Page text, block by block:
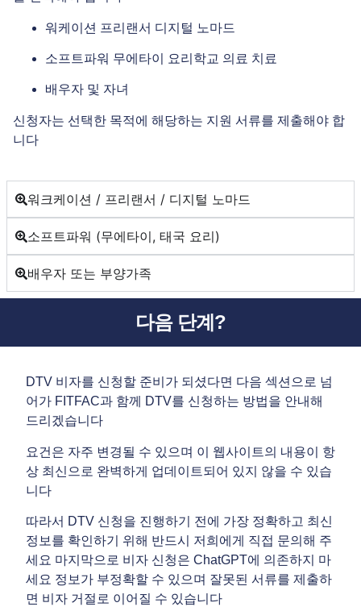
워케이션 프리랜서 디지털 노마드
소프트파워 무에타이 요리학교 의료 치료
배우자 및 자녀
신청자는 선택한 목적에 해당하는 지원 서류를 제출해야 합
니다
워크케이션 / 프리랜서 / 디지털 노마드
소프트파워 (무에타이, 태국 요리)
배우자 또는 부양가족
다음 단계?
DTV 비자를 신청할 준비가 되셨다면 다음 섹션으로 넘
어가 FITFAC과 함께 DTV를 신청하는 방법을 안내해
드리겠습니다
요건은 자주 변경될 수 있으며 이 웹사이트의 내용이 항
상 최신으로 완벽하게 업데이트되어 있지 않을 수 있습
니다
따라서 DTV 신청을 진행하기 전에 가장 정확하고 최신
정보를 확인하기 위해 반드시 저희에게 직접 문의해 주
세요 마지막으로 비자 신청은 ChatGPT에 의존하지 마
세요 정보가 부정확할 수 있으며 잘못된 서류를 제출하
면 비자 거절로 이어질 수 있습니다